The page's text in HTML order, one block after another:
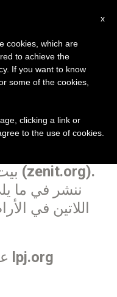
صبّاح:
ومستقبلنا،
السياسي التي تهدد الجميع"
اللاتين في
عن موقع بطريركية اللاتين lpj.org
x
cookies, which are
to achieve the
If you want to know
some of the cookies,
clicking a link or
to the use of cookies.